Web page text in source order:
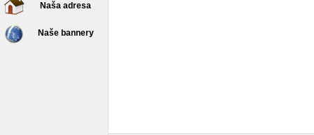
Naša adresa
Naše bannery